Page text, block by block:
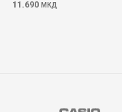
11.690 МКД